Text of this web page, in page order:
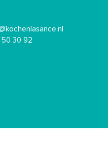
30 92